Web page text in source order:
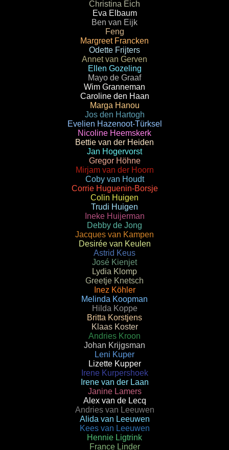
Christina Eich
Eva Elbaum
Ben van Eijk
Feng
Margreet Francken
Odette Frijters
Annet van Gerven
Ellen Gozeling
Mayo de Graaf
Wim Granneman
Caroline den Haan
Marga Hanou
Jos den Hartogh
Evelien Hazenoot-Türksel
Nicoline Heemskerk
Bettie van der Heiden
Jan Hogervorst
Gregor Höhne
Mirjam van der Hoorn
Coby van Houdt
Corrie Huguenin-Borsje
Colin Huigen
Trudi Huigen
Ineke Huijerman
Debby de Jong
Jacques van Kampen
Desirée van Keulen
Astrid Keus
José Kienjet
Lydia Klomp
Greetje Knetsch
Inez Köhler
Melinda Koopman
Hilda Koppe
Britta Korstjens
Klaas Koster
Andries Kroon
Johan Krijgsman
Leni Kuper
Lizette Kupper
Irene Kurpershoek
Irene van der Laan
Janine Lamers
Alex van de Lecq
Andries van Leeuwen
Alida van Leeuwen
Kees van Leeuwen
Hennie Ligtrink
France Linder